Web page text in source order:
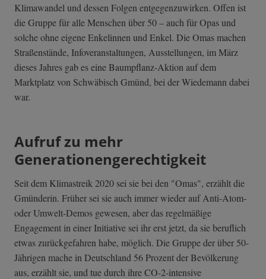
Klimawandel und dessen Folgen entgegenzuwirken. Offen ist
die Gruppe für alle Menschen über 50 – auch für Opas und
solche ohne eigene Enkelinnen und Enkel. Die Omas machen
Straßenstände, Infoveranstaltungen, Ausstellungen, im März
dieses Jahres gab es eine Baumpflanz-Aktion auf dem
Marktplatz von Schwäbisch Gmünd, bei der Wiedemann dabei
war.
Aufruf zu mehr
Generationengerechtigkeit
Seit dem Klimastreik 2020 sei sie bei den "Omas", erzählt die
Gmünderin. Früher sei sie auch immer wieder auf Anti-Atom-
oder Umwelt-Demos gewesen, aber das regelmäßige
Engagement in einer Initiative sei ihr erst jetzt, da sie beruflich
etwas zurückgefahren habe, möglich. Die Gruppe der über 50-
Jährigen mache in Deutschland 56 Prozent der Bevölkerung
aus, erzählt sie, und tue durch ihre CO-2-intensive